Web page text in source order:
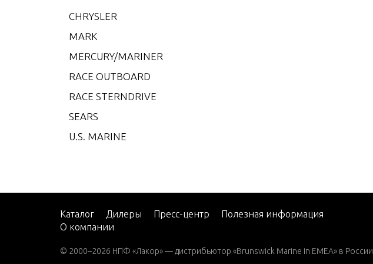
CHRYSLER
MARK
MERCURY/MARINER
RACE OUTBOARD
RACE STERNDRIVE
SEARS
U.S. MARINE
3.5
3.6
4.5 (1 CYL.)
Каталог Дилеры Пресс-центр
Полезная информация
О компании
© 2000–2026 НПФ «Лакор» — дистрибьютор «Brunswick Marine in EMEA» в России